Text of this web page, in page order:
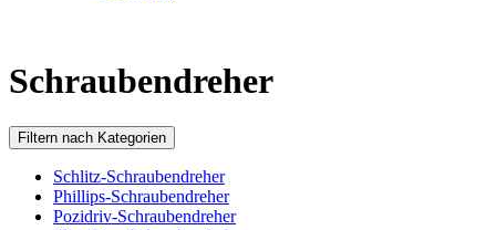
Schraubendreher
Filtern nach Kategorien
Schlitz-Schraubendreher
Phillips-Schraubendreher
Pozidriv-Schraubendreher